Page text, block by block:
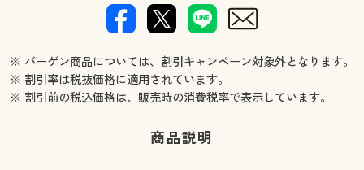
※ バーゲン商品については、割引キャンペーン対象外となります。
※ 割引率は税抜価格に適用されています。
※ 割引前の税込価格は、販売時の消費税率で表示しています。
商品説明